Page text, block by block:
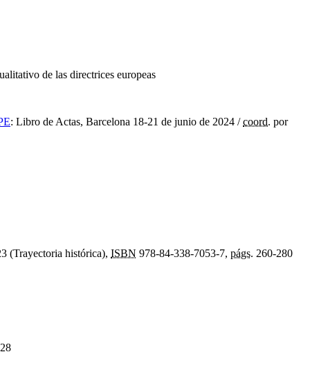
de las directrices europeas
: Libro de Actas, Barcelona 18-21 de junio de 2024 /coord. por
(Trayectoria histórica), ISBN 978-84-338-7053-7, págs. 260-280